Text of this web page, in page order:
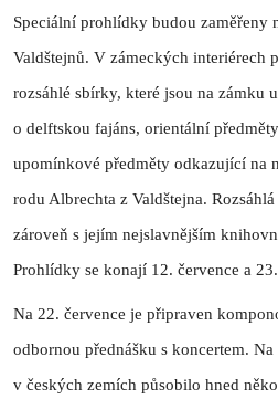
Speciální prohlídky budou zaměřeny
Valdštejnů. V zámeckých interiérech
rozsáhlé sbírky, které jsou na zámku
o delftskou fajáns, orientální
upomínkové předměty odkazující na
rodu Albrechta z Valdštejna.
zároveň s jejím nejslavnějším
Prohlídky se konají 12. července a
Na 22. července je připraven
odbornou přednášku s koncertem.
v českých zemích působilo hned